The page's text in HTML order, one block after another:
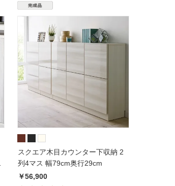
スクエア木目カウンター下収納 2
列4マス 幅79cm奥行29cm
￥56,900